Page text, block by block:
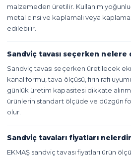
malzemeden üretilir. Kullanım
metal cinsi ve kaplamalı veya
edilebilir.
Sandviç tavası seçerken nelere
Sandviç tavası seçerken üretilecek
kanal formu, tava ölçüsü, fırın rafı
günlük üretim kapasitesi dikkate
ürünlerin standart ölçüde ve düzgün
olur.
Sandviç tavaları fiyatları
EKMAŞ sandviç tavası fiyatları ürün